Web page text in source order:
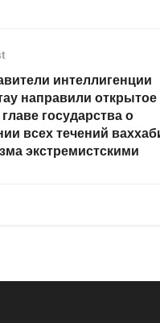
интеллигенции
направили открытое
государства о
всех течений
экстремистскими